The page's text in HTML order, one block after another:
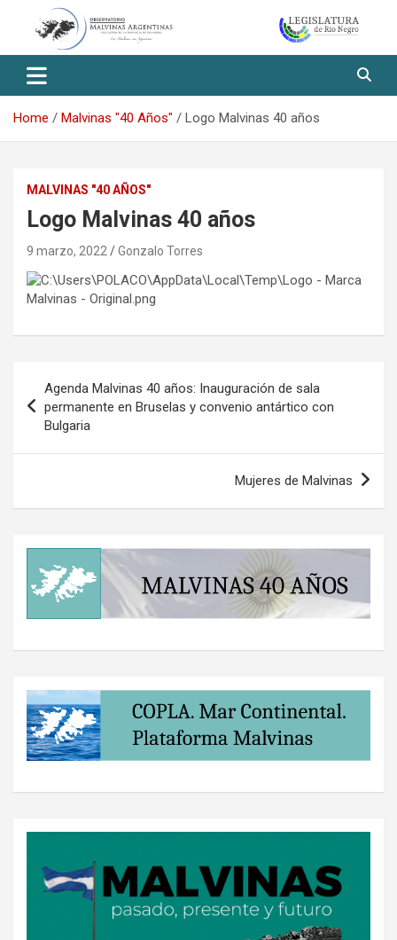
Observatorio Malvinas – Río
Negro
Home Malvinas "40 Años" Logo Malvinas 40 años
MALVINAS "40 AÑOS"
Logo Malvinas 40 años
9 marzo, 2022 Gonzalo Torres
de
entradas
Agenda Malvinas 40 años: Inauguración de sala
permanente en Bruselas y convenio antártico con
Bulgaria
Mujeres de Malvinas